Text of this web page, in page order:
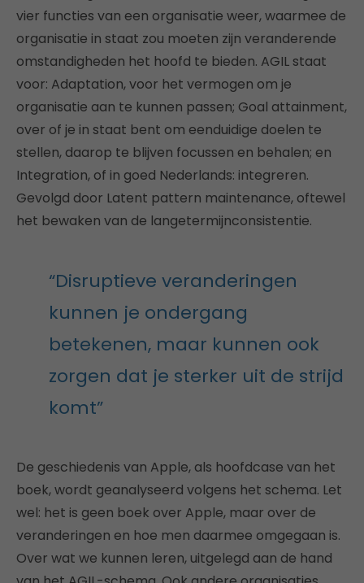
vier functies van een organisatie weer, waarmee de
organisatie in staat zou moeten zijn veranderende
omstandigheden het hoofd te bieden. AGIL staat
voor: Adaptation, voor het vermogen om je
organisatie aan te kunnen passen; Goal attainment,
over of je in staat bent om eenduidige doelen te
stellen, daarop te blijven focussen en behalen; en
Integration, of in goed Nederlands: integreren.
Gevolgd door Latent pattern maintenance, oftewel
het bewaken van de langetermijnconsistentie.
“Disruptieve veranderingen
kunnen je ondergang
betekenen, maar kunnen ook
zorgen dat je sterker uit de strijd
komt”
De geschiedenis van Apple, als hoofdcase van het
boek, wordt geanalyseerd volgens het schema. Let
wel: het is geen boek over Apple, maar over de
veranderingen en hoe men daarmee omgegaan is.
Over wat we kunnen leren, uitgelegd aan de hand